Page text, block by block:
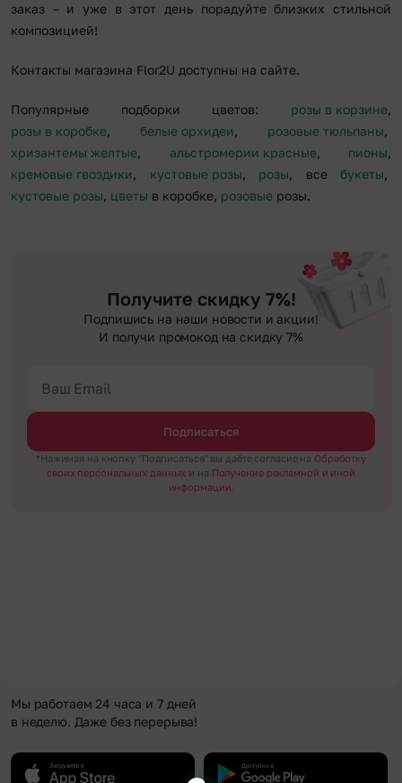
заказ – и уже в этот день порадуйте близких стильной
композицией!
Контакты магазина Flor2U доступны на сайте.
Популярные подборки цветов: розы в корзине,
розы в коробке, белые орхидеи, розовые тюльпаны,
хризантемы желтые, альстромерии красные, пионы,
кремовые гвоздики, кустовые розы, розы, все букеты,
кустовые розы, цветы в коробке, розовые розы.
Получите скидку 7%!
Подпишись на наши новости и акции!
И получи промокод на скидку 7%
Подписаться
*Нажимая на кнопку "Подписаться" вы даёте согласие на Обработку
своих персональных данных и на Получение рекламной и иной
информации.
Мы работаем 24 часа и 7 дней
в неделю. Даже без перерыва!